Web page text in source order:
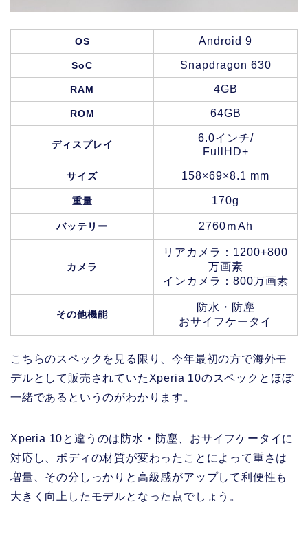
OS Android 9
SoC Snapdragon 630
RAM 4GB
ROM 64GB
ディスプレイ
6.0インチ/
FullHD+
サイズ 158×69×8.1 mm
重量 170g
バッテリー 2760ｍAh
カメラ
リアカメラ：1200+800
万画素
インカメラ：800万画素
その他機能
防水・防塵
おサイフケータイ
こちらのスペックを見る限り、今年最初の方で海外モ
デルとして販売されていたXperia 10のスペックとほぼ
一緒であるというのがわかります。
Xperia 10と違うのは防水・防塵、おサイフケータイに
対応し、ボディの材質が変わったことによって重さは
増量、その分しっかりと高級感がアップして利便性も
大きく向上したモデルとなった点でしょう。